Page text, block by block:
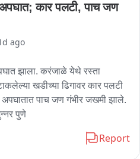
कार पलटी, पाच जण
ago
झाला. करंजाळे येथे रस्ता
खडीच्या ढिगावर कार पलटी
पाच जण गंभीर जखमी झाले.
पुणे
Report